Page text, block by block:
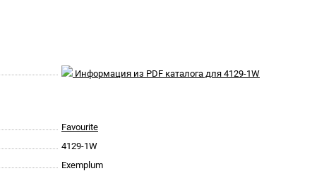
Информация из PDF каталога для 4129-1W
Favourite
4129-1W
Exemplum